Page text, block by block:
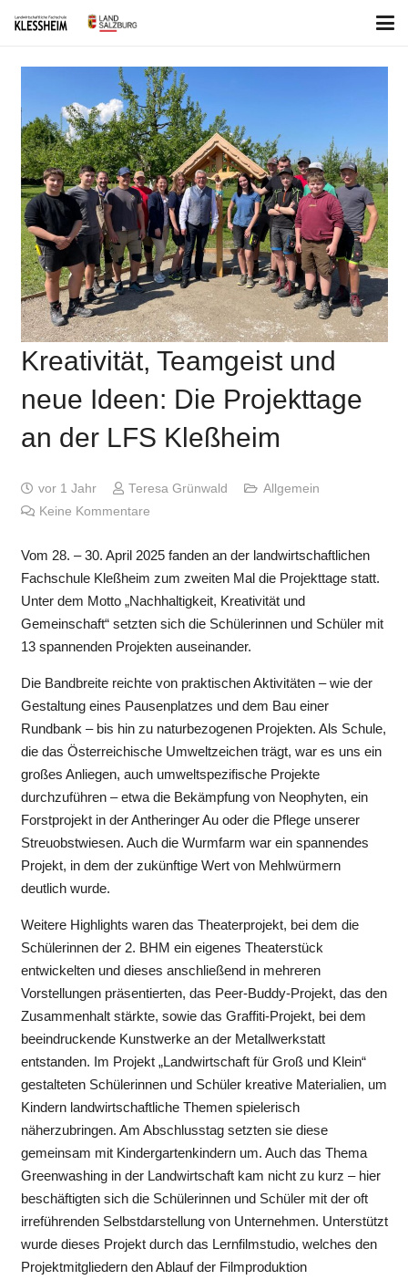
Kreativität, Teamgeist und
neue Ideen: Die Projekttage
an der LFS Kleßheim
vor 1 Jahr Teresa Grünwald
Allgemein
Keine Kommentare
Vom 28. – 30. April 2025 fanden an der landwirtschaftlichen
Fachschule Kleßheim zum zweiten Mal die Projekttage statt.
Unter dem Motto „Nachhaltigkeit, Kreativität und
Gemeinschaft“ setzten sich die Schülerinnen und Schüler mit
13 spannenden Projekten auseinander.
Die Bandbreite reichte von praktischen Aktivitäten – wie der
Gestaltung eines Pausenplatzes und dem Bau einer
Rundbank – bis hin zu naturbezogenen Projekten. Als Schule,
die das Österreichische Umweltzeichen trägt, war es uns ein
großes Anliegen, auch umweltspezifische Projekte
durchzuführen – etwa die Bekämpfung von Neophyten, ein
Forstprojekt in der Antheringer Au oder die Pflege unserer
Streuobstwiesen. Auch die Wurmfarm war ein spannendes
Projekt, in dem der zukünftige Wert von Mehlwürmern
deutlich wurde.
Weitere Highlights waren das Theaterprojekt, bei dem die
Schülerinnen der 2. BHM ein eigenes Theaterstück
entwickelten und dieses anschließend in mehreren
Vorstellungen präsentierten, das Peer-Buddy-Projekt, das den
Zusammenhalt stärkte, sowie das Graffiti-Projekt, bei dem
beeindruckende Kunstwerke an der Metallwerkstatt
entstanden. Im Projekt „Landwirtschaft für Groß und Klein“
gestalteten Schülerinnen und Schüler kreative Materialien, um
Kindern landwirtschaftliche Themen spielerisch
näherzubringen. Am Abschlusstag setzten sie diese
gemeinsam mit Kindergartenkindern um. Auch das Thema
Greenwashing in der Landwirtschaft kam nicht zu kurz – hier
beschäftigten sich die Schülerinnen und Schüler mit der oft
irreführenden Selbstdarstellung von Unternehmen. Unterstützt
wurde dieses Projekt durch das Lernfilmstudio, welches den
Projektmitgliedern den Ablauf der Filmproduktion